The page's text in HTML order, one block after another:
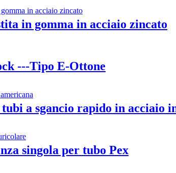
in gomma in acciaio zincato
---Tipo E-Ottone
a sgancio rapido in acciaio
singola per tubo Pex